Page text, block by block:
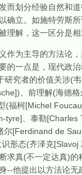
而划分经验自然和
确立。如施特劳斯
理解，这一区分是
主导的方法论，
的一点是，现代政
研究者的价值关涉
、前理解(海德
(福柯[Michel
tyre]、泰勒
[Ferdinand de
形态(齐泽克
求真(不一定达真)
--他提出以方法论